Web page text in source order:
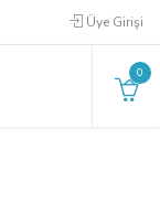
Üye Girişi
0